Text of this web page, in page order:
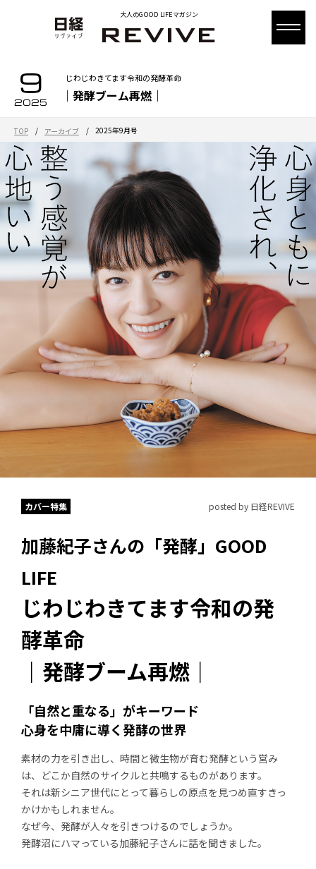
大人のGOOD LIFEマガジン
9
2025
じわじわきてます令和の発酵革命
｜発酵ブーム再燃｜
TOP / アーカイブ / 2025年9月号
カバー特集 posted by 日経REVIVE
加藤紀子さんの「発酵」GOOD
LIFE
じわじわきてます令和の発
酵革命
｜発酵ブーム再燃｜
「自然と重なる」がキーワード
心身を中庸に導く発酵の世界
素材の力を引き出し、時間と微生物が育む発酵という営み
は、どこか自然のサイクルと共鳴するものがあります。
それは新シニア世代にとって暮らしの原点を見つめ直すきっ
かけかもしれません。
なぜ今、発酵が人々を引きつけるのでしょうか。
発酵沼にハマっている加藤紀子さんに話を聞きました。